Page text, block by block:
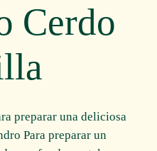
Cerdo
preparar una deliciosa
Para preparar un